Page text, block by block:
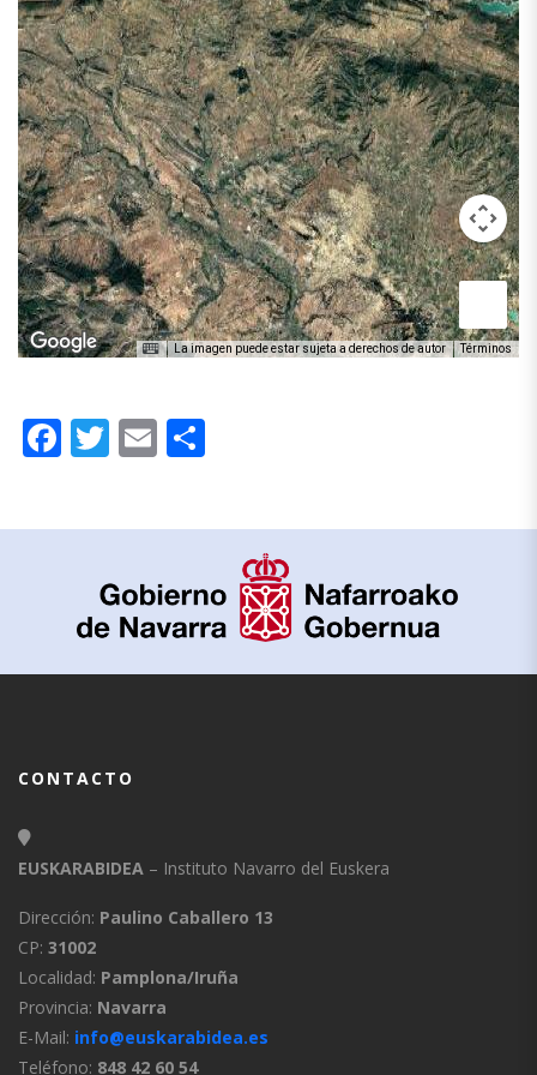
La imagen puede estar sujeta a derechos de autor Términos
Facebook
Twitter
Email
CONTACTO
EUSKARABIDEA – Instituto Navarro del Euskera
Dirección: Paulino Caballero 13
CP: 31002
Localidad: Pamplona/Iruña
Provincia: Navarra
E-Mail: info@euskarabidea.es
Teléfono: 848 42 60 54